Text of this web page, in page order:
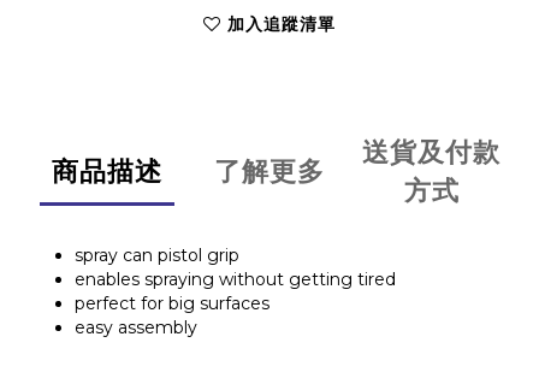
加入追蹤清單
商品描述 了解更多
送貨及付款
方式
spray can pistol grip
enables spraying without getting tired
perfect for big surfaces
easy assembly